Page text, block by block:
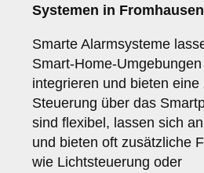
Systemen in
Smarte Alarmsysteme
Smart-Home-Umgebungen
integrieren und bieten eine
Steuerung über das
sind flexibel, lassen sich
und bieten oft zusätzliche
wie Lichtsteuerung oder